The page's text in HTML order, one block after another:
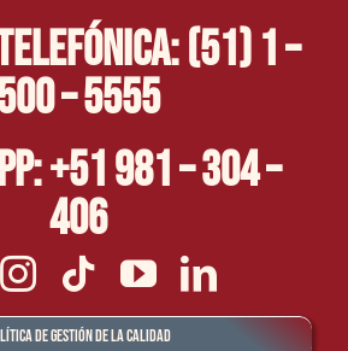
(51) 1 –
– 5555
+51 981 – 304 –
406
de Gestión de la Calidad